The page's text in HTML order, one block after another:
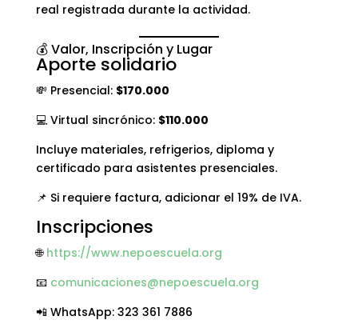
real registrada durante la actividad.
💰 Valor, Inscripción y Lugar
Aporte solidario
💸 Presencial: $170.000
💻 Virtual sincrónico: $110.000
Incluye materiales, refrigerios, diploma y
certificado para asistentes presenciales.
📌 Si requiere factura, adicionar el 19% de IVA.
Inscripciones
🌐 https://www.nepoescuela.org
📧 comunicaciones@nepoescuela.org
📲 WhatsApp: 323 361 7886